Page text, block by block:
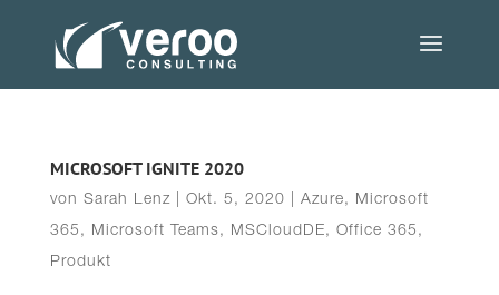
MICROSOFT IGNITE 2020
von Sarah Lenz| Okt. 5, 2020 Azure, Microsoft
365 , Microsoft Teams, MSCloudDE, Office 365 ,
Produkt